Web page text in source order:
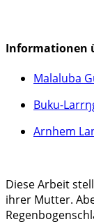
Informationen
Malaluba
Buku-
Arnhem
Diese Arbeit
ihrer Mutter.